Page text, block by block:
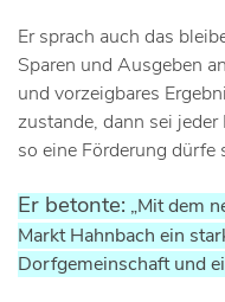
Er sprach auch das
Sparen und Ausgeben
und vorzeigbares
zustande, dann sei
so eine Förderung
Er betonte: „Mit dem
Markt Hahnbach ein
Dorfgemeinschaft und